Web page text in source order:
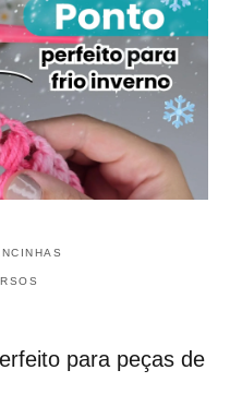
para peças de